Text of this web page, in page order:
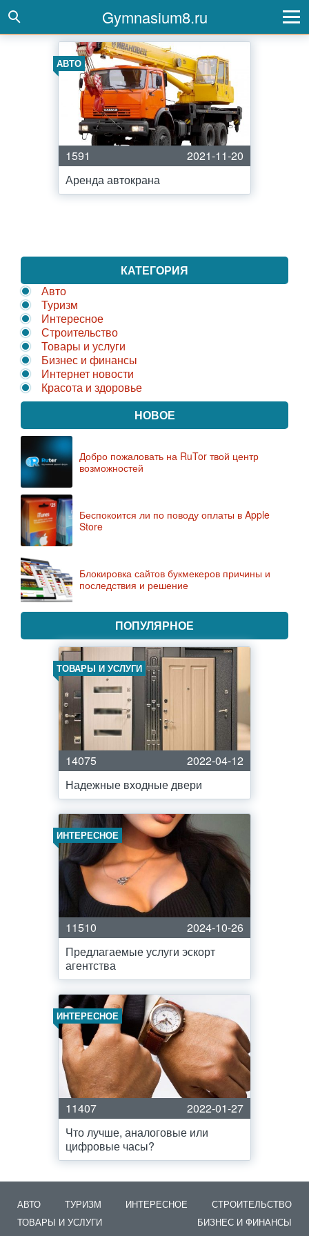
Gymnasium8.ru
АВТО
1591
2021-11-20
Аренда автокрана
КАТЕГОРИЯ
Авто
Туризм
Интересное
Строительство
Товары и услуги
Бизнес и финансы
Интернет новости
Красота и здоровье
НОВОЕ
Добро пожаловать на RuTor твой центр
возможностей
Беспокоится ли по поводу оплаты в Apple
Store
Блокировка сайтов букмекеров причины и
последствия и решение
ПОПУЛЯРНОЕ
ТОВАРЫ И УСЛУГИ
14075
2022-04-12
Надежные входные двери
ИНТЕРЕСНОЕ
11510
2024-10-26
Предлагаемые услуги эскорт
агентства
ИНТЕРЕСНОЕ
11407
2022-01-27
Что лучше, аналоговые или
цифровые часы?
АВТО ТУРИЗМ ИНТЕРЕСНОЕ
СТРОИТЕЛЬСТВО
ТОВАРЫ И УСЛУГИ
БИЗНЕС И ФИНАНСЫ